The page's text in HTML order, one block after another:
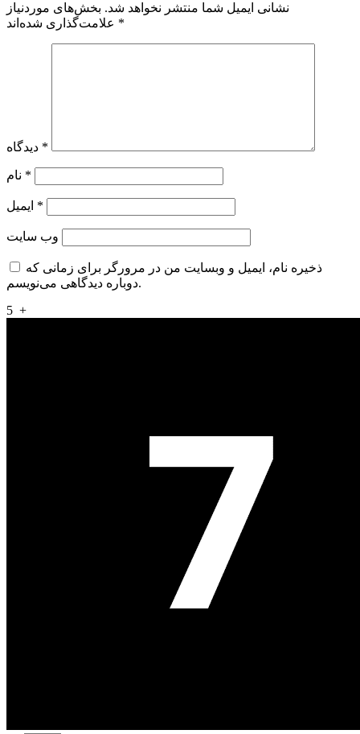
نشانی ایمیل شما منتشر نخواهد شد. بخش‌های موردنیاز
*
*
*
*
وب‌ سایت
ذخیره نام، ایمیل و وبسایت من در مرورگر برای زمانی که
دوباره دیدگاهی می‌نویسم.
5 +